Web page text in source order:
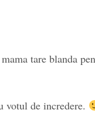
tare blanda
votul de incredere.